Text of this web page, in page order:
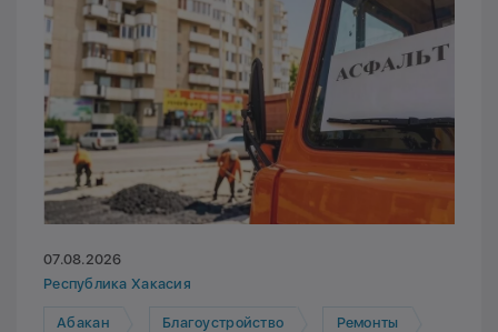
07.08.2026
Республика Хакасия
Абакан Благоустройство Ремонты